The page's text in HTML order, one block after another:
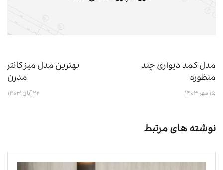
مدل کمد دیواری چند
منظوره
۱۵ مهر ۱۴۰۳
بهترین مدل میز کانتر
مدرن
۲۲ آبان ۱۴۰۳
نوشته های مرتبط